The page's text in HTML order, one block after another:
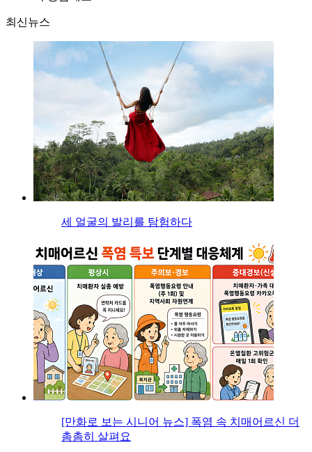
최신뉴스
세 얼굴의 발리를 탐험하다
[만화로 보는 시니어 뉴스] 폭염 속 치매어르신 더
촘촘히 살펴요